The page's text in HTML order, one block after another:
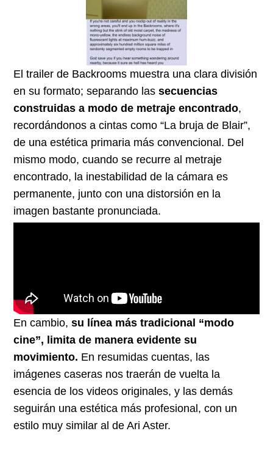
El trailer de Backrooms muestra una clara división
en su formato; separando lassecuencias
construidas a modo de metraje encontrado,
recordándonos a cintas como “La bruja de Blair”,
de una estética primaria más convencional. Del
mismo modo, cuando se recurre al metraje
encontrado, la inestabilidad de la cámara es
permanente, junto con una distorsión en la
imagen bastante pronunciada.
En cambio,su línea más tradicional “modo
cine”, limita de manera evidente su
movimiento. En resumidas cuentas, las
imágenes caseras nos traerán de vuelta la
esencia de los videos originales, y las demás
seguirán una estética más profesional, con un
estilo muy similar al de Ari Aster.